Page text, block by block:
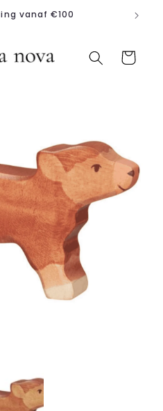
vanaf €100
Winkelwagen